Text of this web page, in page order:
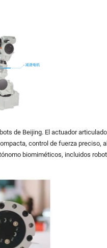
de Beijing. El actuador
control de fuerza preciso,
biomiméticos, incluidos